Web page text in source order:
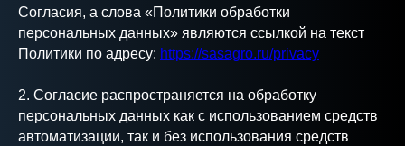
Согласия, а слова «Политики обработки
персональных данных» являются ссылкой на текст
Политики по адресу: https://sasagro.ru/privacy
2. Согласие распространяется на обработку
персональных данных как с использованием средств
автоматизации, так и без использования средств